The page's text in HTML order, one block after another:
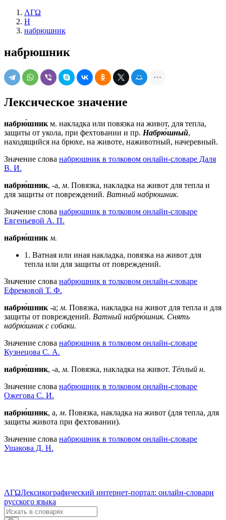
ΛΓΩ
Н
набрюшник
набрюшник
Лексическое значение
набрю́шник м. накладка или повязка на живот, для тепла,
защиты от укола, при фехтовании и пр. Набрю́шный,
находящийся на брюхе, на животе, наживотный, начеревный.
Значение слова набрюшник в толковом онлайн-словаре Даля
В. И.
набрю́шник, -а, м. Повязка, накладка на живот для тепла и
для защиты от повреждений. Ватный набрюшник.
Значение слова набрюшник в толковом онлайн-словаре
Евгеньевой А. П.
набрю́шник м.
1. Ватная или иная накладка, повязка на живот для
тепла или для защиты от повреждений.
Значение слова набрюшник в толковом онлайн-словаре
Ефремовой Т. Ф.
набрю́шник -а; м. Повязка, накладка на живот для тепла и для
защиты от повреждений. Ватный набрю́шник. Снять
набрю́шник с собаки.
Значение слова набрюшник в толковом онлайн-словаре
Кузнецова С. А.
набрю́шник, -а, м. Повязка, накладка на живот. Тёплый н.
Значение слова набрюшник в толковом онлайн-словаре
Ожегова C. И.
набрю́шник, а, м. Повязка, накладка на живот (для тепла, для
защиты живота при фехтовании).
Значение слова набрюшник в толковом онлайн-словаре
Ушакова Д. Н.
ΛΓΩЛексикографический интернет-портал: онлайн-словари
русского языка